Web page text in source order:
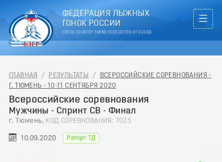
ФЕДЕРАЦИЯ ЛЫЖНЫХ
ГОНОК РОССИИ
CROSS COUNTRY SKIING FEDERATION OF RUSSIA
ГЛАВНАЯ / РЕЗУЛЬТАТЫ /
ВСЕРОССИЙСКИЕ СОРЕВНОВАНИЯ -
Г. ТЮМЕНЬ - 10-11 СЕНТЯБРЯ 2020
Всероссийские соревнования
Мужчины - Спринт СВ - Финал
г. Тюмень, КОД СОРЕВНОВАНИЯ: 7025
10.09.2020 Рапорт ТД